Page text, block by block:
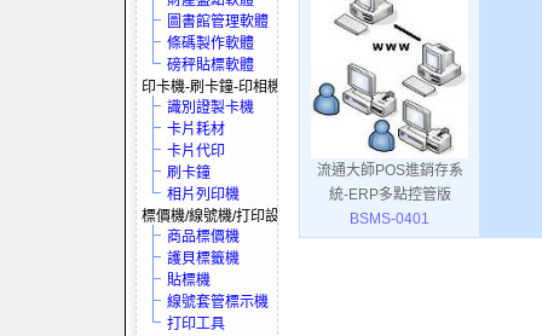
圖書館管理軟體
條碼製作軟體
磅秤貼標軟體
印卡機-刷卡鐘-印相機
識別證製卡機
卡片耗材
卡片代印
刷卡鐘
相片列印機
標價機/線號機/打印設備
商品標價機
護貝標籤機
貼標機
線號套管標示機
打印工具
流通大師POS進銷存系
統-ERP多點控管版
BSMS-0401